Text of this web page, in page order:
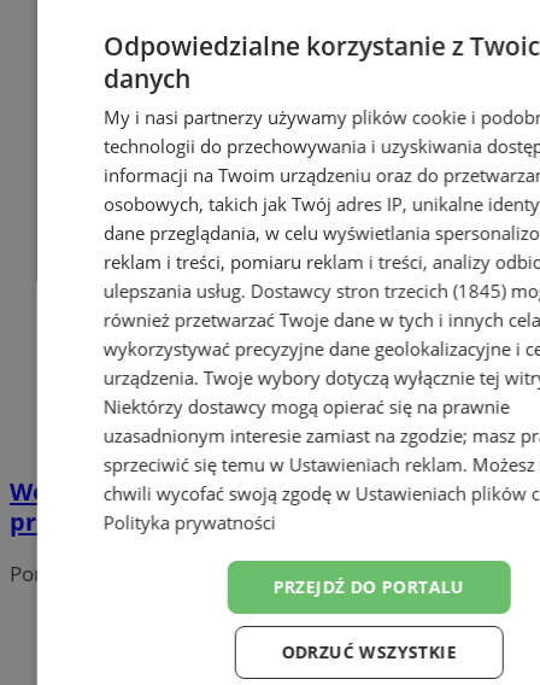
Wodzisław Śląski zagra z WOŚP: sprawdź
program finału
Portal należy do sieci
Odpowiedzialne korzystanie z
danych
My i nasi partnerzy używamy plików cookie i
technologii do przechowywania i uzyskiwania
informacji na Twoim urządzeniu oraz do
osobowych, takich jak Twój adres IP, unikalne
dane przeglądania, w celu wyświetlania
reklam i treści, pomiaru reklam i treści, analizy
ulepszania usług. Dostawcy stron trzecich (1845)
również przetwarzać Twoje dane w tych i innych
wykorzystywać precyzyjne dane geolokalizacyjne i
urządzenia. Twoje wybory dotyczą wyłącznie tej
Niektórzy dostawcy mogą opierać się na prawnie
uzasadnionym interesie zamiast na zgodzie; masz
sprzeciwić się temu w Ustawieniach reklam.
chwili wycofać swoją zgodę w Ustawieniach plików
Polityka prywatności
PRZEJDŹ DO PORTALU
ODRZUĆ WSZYSTKIE